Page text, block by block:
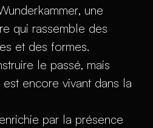
une
qui rassemble des
et des formes.
le passé, mais
encore vivant dans la
par la présence